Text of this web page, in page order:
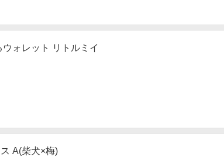
ォレット リトルミイ
A(柴犬×梅)